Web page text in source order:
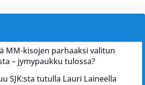
MM-kisojen parhaaksi valitun
– jymypaukku tulossa?
SJK:sta tutulla Lauri Laineella